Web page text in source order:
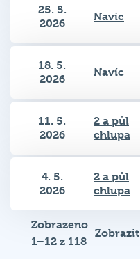
25. 5.
2026
Navíc
18. 5.
2026
Navíc
11. 5.
2026
2 a půl
chlupa
4. 5.
2026
2 a půl
chlupa
Zobrazeno
1–12 z 118
Zobrazit